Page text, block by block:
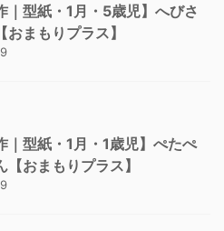
｜型紙・1月・5歳児】へびさ
おまもりプラス】
｜型紙・1月・1歳児】ぺたぺ
【おまもりプラス】